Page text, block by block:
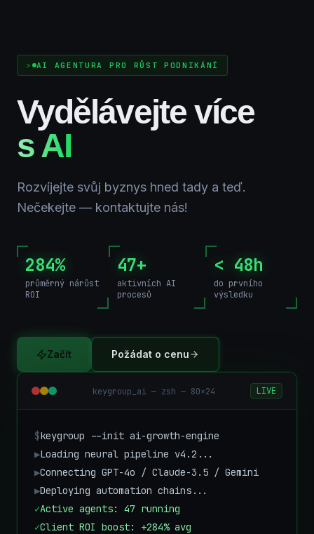
AI AGENTURA PRO RŮST PODNIKÁNÍ
Vydělávejte více
s AI
Rozvíjejte svůj byznys hned tady a teď.
Nečekejte — kontaktujte nás!
284%
průměrný nárůst
ROI
47+
aktivních AI
procesů
< 48h
do prvního
výsledku
Začít Požádat o cenu
keygroup_ai — zsh — 80×24 LIVE
$keygroup --init ai-growth-engine
▶Loading neural pipeline v4.2...
▶Connecting GPT-4o / Claude-3.5 / Gemini
▶Deploying automation chains...
✓Active agents: 47 running
✓Client ROI boost: +284% avg